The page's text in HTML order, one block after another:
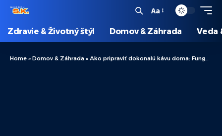
Aa
Zdravie & Životný štýl Domov & Záhrada Veda
Home » Domov & Záhrada » Ako pripraviť dokonalú kávu doma: Fungovanie kávovaru Nespresso